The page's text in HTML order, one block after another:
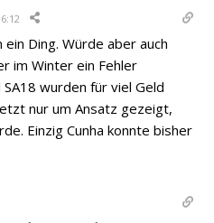
Ding. Würde aber auch
im Winter ein Fehler
wurden für viel Geld
nur um Ansatz gezeigt,
Einzig Cunha konnte bisher